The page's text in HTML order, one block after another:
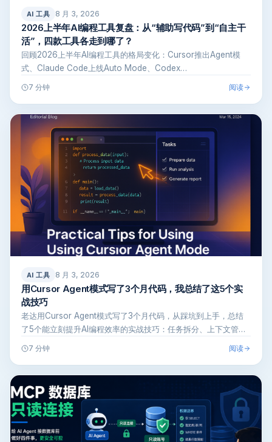
AI 工具 8 月 3, 2026
2026上半年AI编程工具复盘：从“辅助写代码”到“自主干
活”，四款工具各走到哪了？
回顾2026上半年AI编程工具的格局变化：Cursor推出Agent模
式、Claude Code上线Auto Mode、Codex…
7 分钟 阅读
AI 工具 8 月 3, 2026
用Cursor Agent模式写了3个月代码，我总结了这5个实
战技巧
老达用Cursor Agent模式写了3个月代码，从踩坑到上手，总结
了5个能立刻提升AI编程效率的实战技巧：任务拆分、上下文管
7 分钟 阅读